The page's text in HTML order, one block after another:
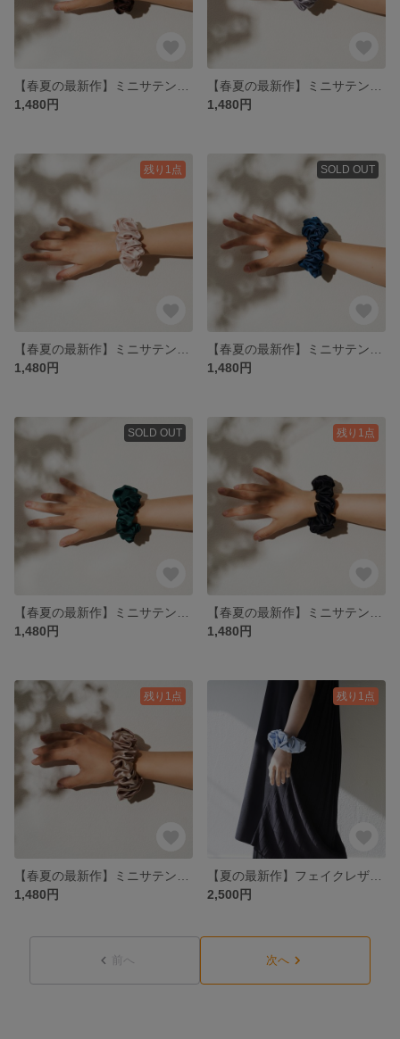
1,480円
1,480円
残り1点
1,480円
SOLD OUT
1,480円
SOLD OUT
1,480円
残り1点
1,480円
残り1点
1,480円
残り1点
2,500円
前へ 次へ